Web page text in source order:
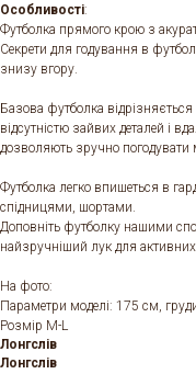
Особливості:
Футболка прямого крою з
Секрети для годування в
знизу вгору.
Базова футболка
відсутністю зайвих деталей і
дозволяють зручно
Футболка легко впишеться в
спідницями, шортами.
Доповніть футболку нашими
найзручніший лук для
На фото:
Параметри моделі: 175 см,
Розмір M-L
Лонгслів
Лонгслів